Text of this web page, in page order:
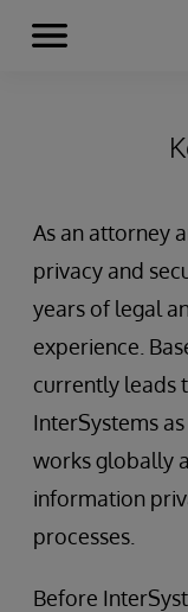
Skip to content
Menu
As an attorney
privacy and
years of legal
experience.
currently leads
InterSystems
works globally
information
processes.
Before